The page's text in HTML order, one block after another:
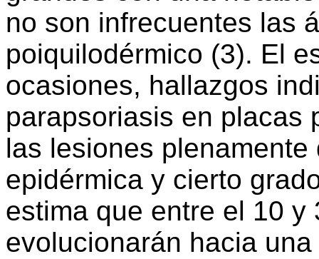
no son infrecuentes las
poiquilodérmico (3). El
ocasiones, hallazgos
parapsoriasis en placas
las lesiones
epidérmica y cierto
estima que entre el 10 y
evolucionarán hacia